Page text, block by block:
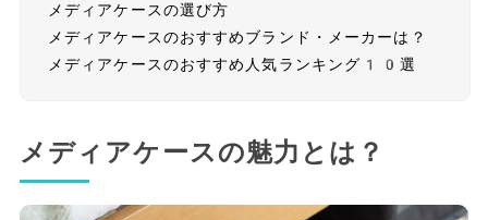
メディアケースの選び方
メディアケースのおすすめブランド・メーカーは？
メディアケースのおすすめ人気ランキング10選
メディアケースの魅力とは？